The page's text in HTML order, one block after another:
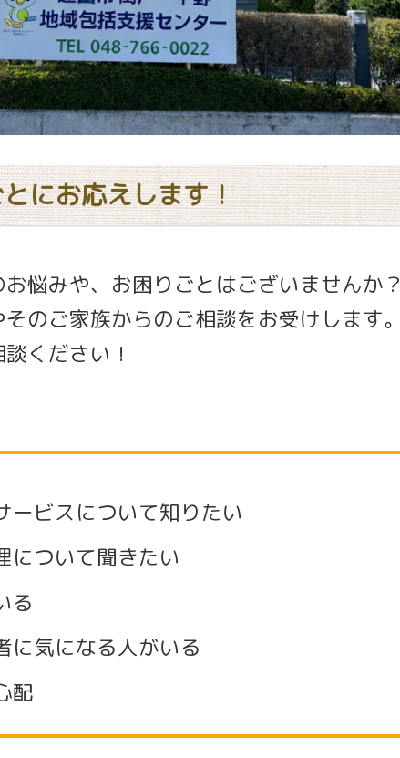
にお応えします！
悩みや、お困りごとはございませんか？
のご家族からのご相談をお受けします。
ください！
ービスについて知りたい
について聞きたい
る
に気になる人がいる
配